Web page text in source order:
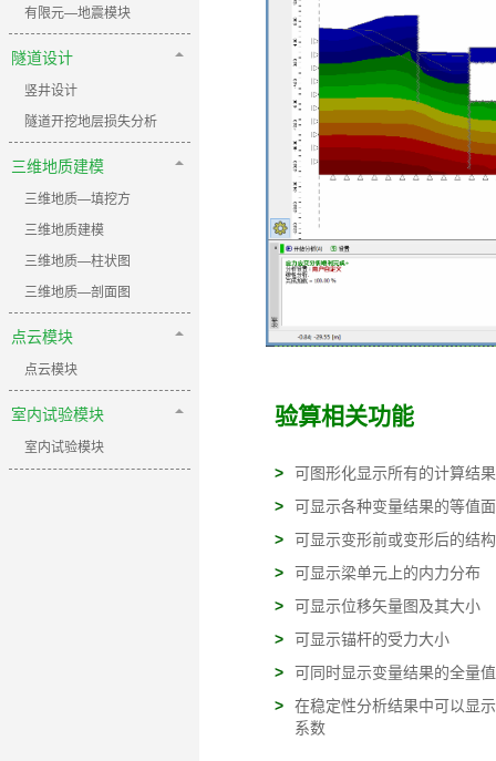
有限元—地震模块
隧道设计
竖井设计
隧道开挖地层损失分析
三维地质建模
三维地质—填挖方
三维地质建模
三维地质—柱状图
三维地质—剖面图
点云模块
点云模块
室内试验模块
室内试验模块
验算相关功能
> 可图形化显示所有的计算结果
> 可显示各种变量结果的等值
> 可显示变形前或变形后的结构
> 可显示梁单元上的内力分布
> 可显示位移矢量图及其大小
> 可显示锚杆的受力大小
> 可同时显示变量结果的全量
>
在稳定性分析结果中可以显
系数